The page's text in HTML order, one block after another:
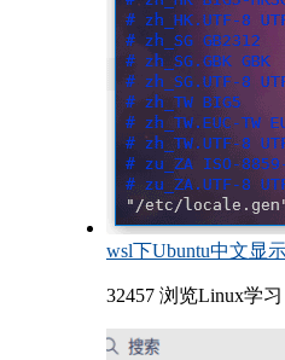
wsl下Ubuntu中文显
32457 浏览Linux学习